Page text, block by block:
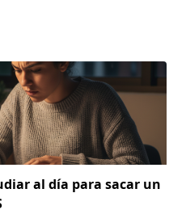
al día para sacar un